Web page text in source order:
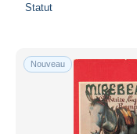
Statut
Nouveau